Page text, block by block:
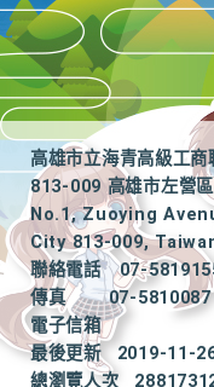
高雄市立海青高級工商
813-009 高雄市左營
No.1, Zuoying
City 813-009,
聯絡電話
07-
傳真
07-5810087
電子信箱
最後更新
2019-11-
總瀏覽人次